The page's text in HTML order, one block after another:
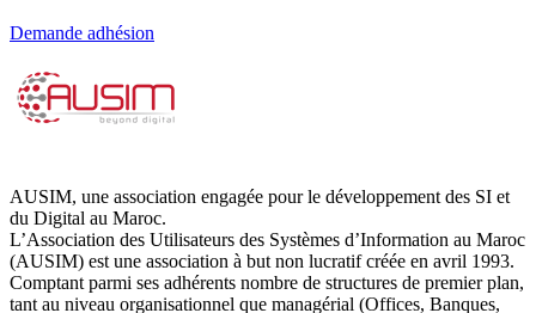
Demande adhésion
AUSIM, une association engagée pour le développement des SI et
du Digital au Maroc.
L’Association des Utilisateurs des Systèmes d’Information au Maroc
(AUSIM) est une association à but non lucratif créée en avril 1993.
Comptant parmi ses adhérents nombre de structures de premier plan,
tant au niveau organisationnel que managérial (Offices, Banques,